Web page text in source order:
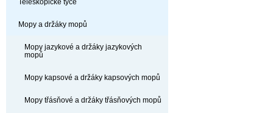
Mopy a držáky mopů
Mopy jazykové a držáky jazykových
mopů
Mopy kapsové a držáky kapsových mopů
Mopy třásňové a držáky třásňových mopů